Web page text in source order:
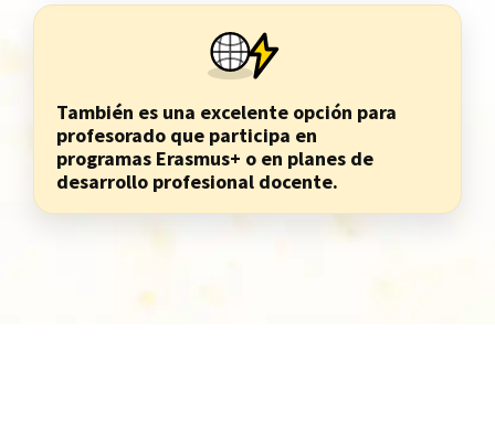
También es una excelente opción para
profesorado que participa en
programas Erasmus+ o en planes de
desarrollo profesional docente.